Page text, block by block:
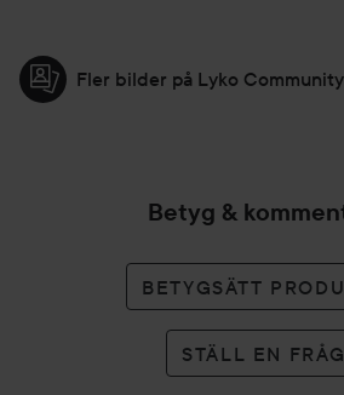
Perfekt reskamrat tack vare dess
möjligheten att låsa den under
Batteri: Litiumjon 70 mAh 3,7 V
Laddning: Upp till 2 tim vid 5,0 V 70
Ingående: 5 V 0,35 W
Fler bilder på Lyko Community
Betyg &
BETYGSÄTT
STÄLL EN